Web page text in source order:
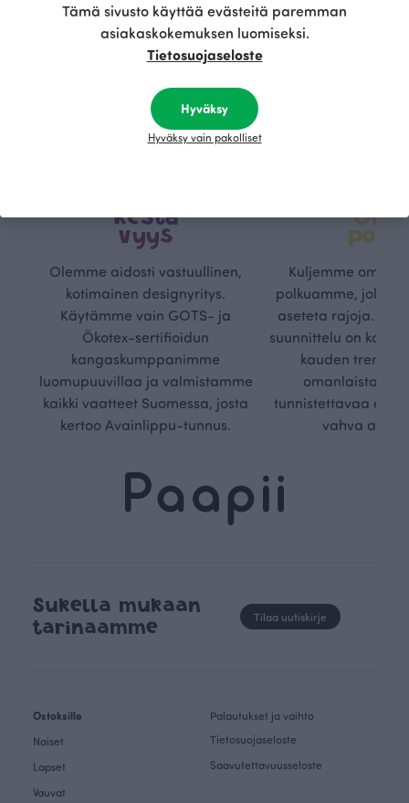
Kestä
vyys
Olemme aidosti vastuullinen,
kotimainen designyritys.
Käytämme vain GOTS- ja
Ökotex-sertifioidun
kangaskumppanimme
luomupuuvillaa ja valmistamme
kaikki vaatteet Suomessa, josta
kertoo Avainlippu-tunnus.
Oma
Kuljemme omaa,
polkuamme, jolla
aseteta rajoja.
suunnittelu on
kauden
omanlaista,
tunnistettavaa
vahva
Sukella mukaan
tarinaamme
Tilaa uutiskirje
Ostoksille
Naiset
Lapset
Vauvat
Palautukset ja vaihto
Tietosuojaseloste
Saavutettavuusseloste
Tämä sivusto käyttää evästeitä paremman
asiakaskokemuksen luomiseksi.
Tietosuojaseloste
Hyväksy
Hyväksy vain pakolliset